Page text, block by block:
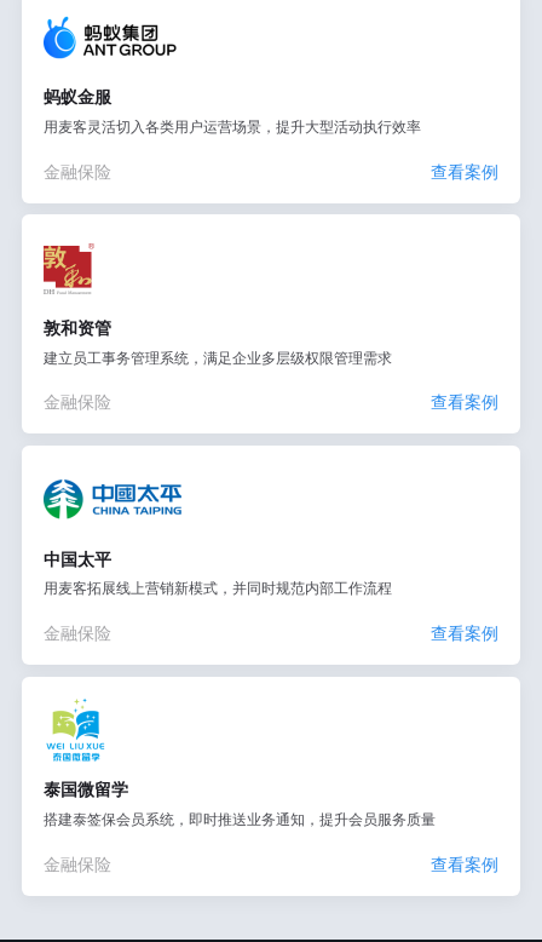
蚂蚁金服
用麦客灵活切入各类用户运营场景，提升大型活动执行效率
金融保险 查看案例
敦和资管
建立员工事务管理系统，满足企业多层级权限管理需求
金融保险 查看案例
中国太平
用麦客拓展线上营销新模式，并同时规范内部工作流程
金融保险 查看案例
泰国微留学
搭建泰签保会员系统，即时推送业务通知，提升会员服务质量
金融保险 查看案例